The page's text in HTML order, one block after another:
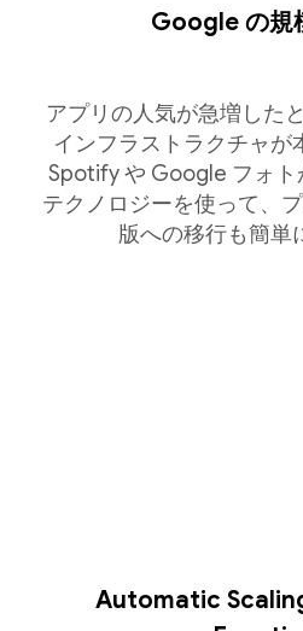
Google の規
アプリの人気が急増した
インフラストラクチャが
Spotify や Google フォト
テクノロジーを使って、
版への移行も簡単
Automatic